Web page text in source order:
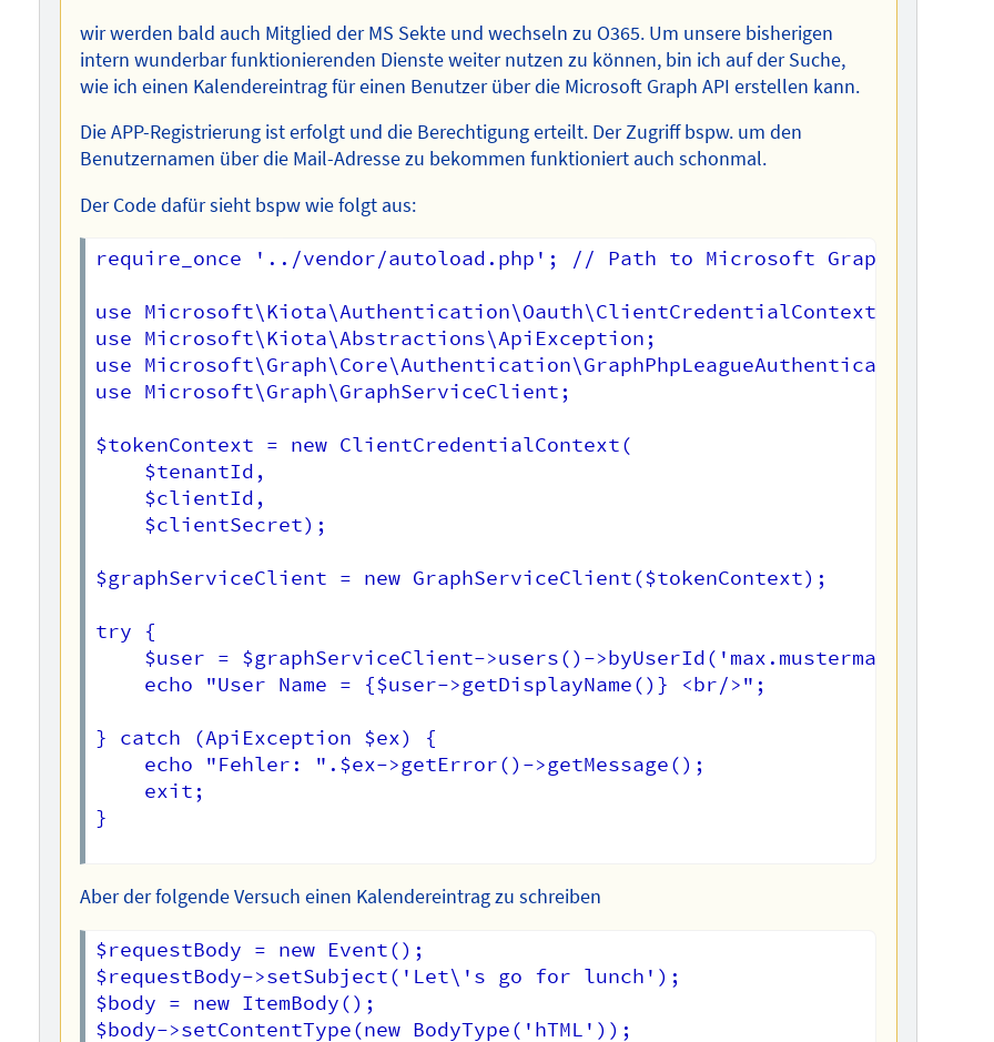
wir werden bald auch Mitglied der MS Sekte und wechseln zu O365. Um unsere bisherigen
intern wunderbar funktionierenden Dienste weiter nutzen zu können, bin ich auf der Suche,
wie ich einen Kalendereintrag für einen Benutzer über die Microsoft Graph API erstellen kann.
Die APP-Registrierung ist erfolgt und die Berechtigung erteilt. Der Zugriff bspw. um den
Benutzernamen über die Mail-Adresse zu bekommen funktioniert auch schonmal.
Der Code dafür sieht bspw wie folgt aus:
require_once '../vendor/autoload.php'; // Path to Microsoft Graph SDK
use Microsoft\Kiota\Authentication\Oauth\ClientCredentialContext;
use Microsoft\Kiota\Abstractions\ApiException;
use
use Microsoft\Graph\GraphServiceClient;
$tokenContext = new ClientCredentialContext(
    $tenantId,
    $clientId,
    $clientSecret);
$graphServiceClient = new GraphServiceClient($tokenContext);
try {
$user = $graphServiceClient->users()-
    echo "User Name = {$user->getDisplayName()} <br/>";
} catch (ApiException $ex) {
    echo "Fehler: ".$ex->getError()->getMessage();
}
Aber der folgende Versuch einen Kalendereintrag zu schreiben
$requestBody = new Event();
$requestBody->setSubject('Let\'s go for lunch');
$body = new ItemBody();
$body->setContentType(new BodyType('hTML'));